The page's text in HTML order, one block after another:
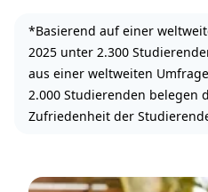
*Basierend auf einer
2025 unter 2.300
aus einer weltweiten
2.000 Studierenden belegen
Zufriedenheit der